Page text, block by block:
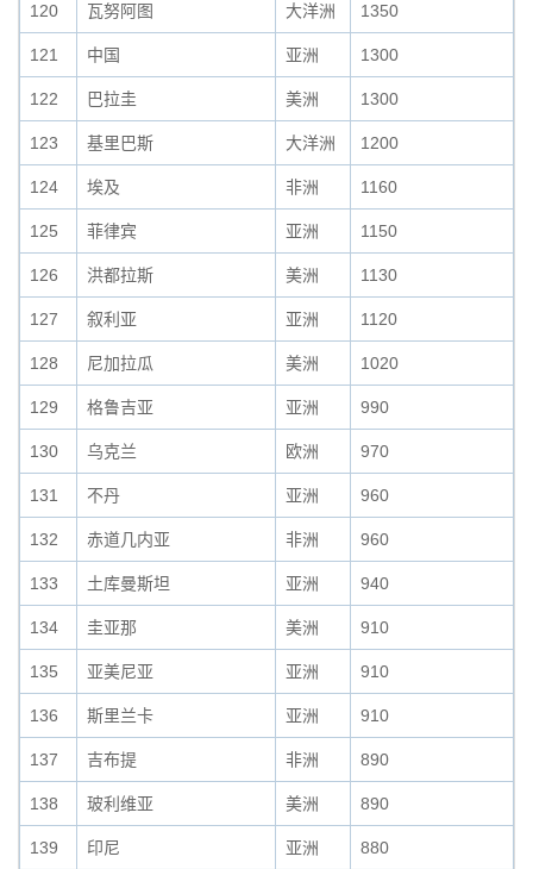
120 瓦努阿图 大洋洲 1350
121 中国 亚洲 1300
122 巴拉圭 美洲 1300
123 基里巴斯 大洋洲 1200
124 埃及 非洲 1160
125 菲律宾 亚洲 1150
126 洪都拉斯 美洲 1130
127 叙利亚 亚洲 1120
128 尼加拉瓜 美洲 1020
129 格鲁吉亚 亚洲 990
130 乌克兰 欧洲 970
131 不丹 亚洲 960
132 赤道几内亚 非洲 960
133 土库曼斯坦 亚洲 940
134 圭亚那 美洲 910
135 亚美尼亚 亚洲 910
136 斯里兰卡 亚洲 910
137 吉布提 非洲 890
138 玻利维亚 美洲 890
139 印尼 亚洲 880